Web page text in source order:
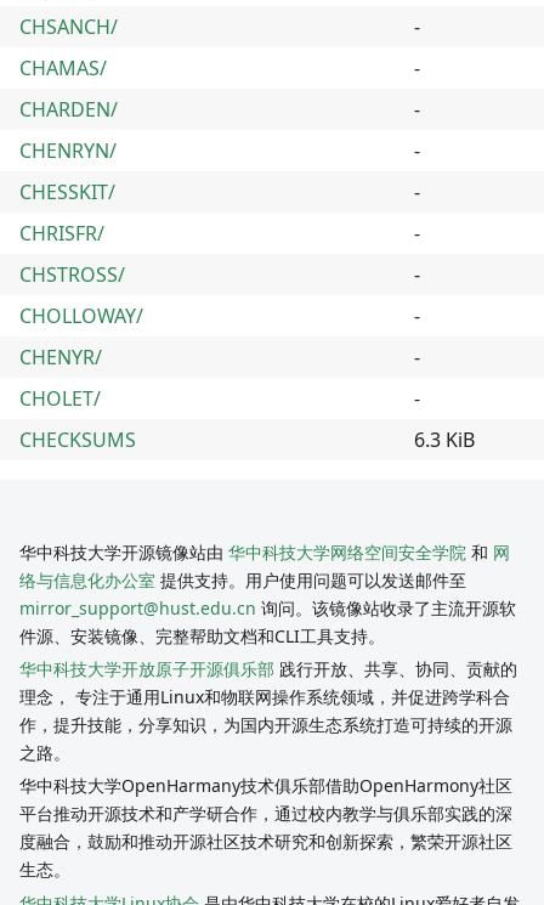
CHSANCH/
-
CHAMAS/
-
CHARDEN/
-
CHENRYN/
-
CHESSKIT/
-
CHRISFR/
-
CHSTROSS/
-
CHOLLOWAY/
-
CHENYR/
-
CHOLET/
-
CHECKSUMS
6.3 KiB
华中科技大学开源镜像站由 华中科技大学网络空间安全学院 和 网
络与信息化办公室 提供支持。用户使用问题可以发送邮件至
mirror_support@hust.edu.cn 询问。该镜像站收录了主流开源软
件源、安装镜像、完整帮助文档和CLI工具支持。
华中科技大学开放原子开源俱乐部 践行开放、共享、协同、贡献的
理念， 专注于通用Linux和物联网操作系统领域，并促进跨学科合
作，提升技能，分享知识，为国内开源生态系统打造可持续的开源
之路。
华中科技大学OpenHarmany技术俱乐部借助OpenHarmony社区
平台推动开源技术和产学研合作，通过校内教学与俱乐部实践的深
度融合，鼓励和推动开源社区技术研究和创新探索，繁荣开源社区
生态。